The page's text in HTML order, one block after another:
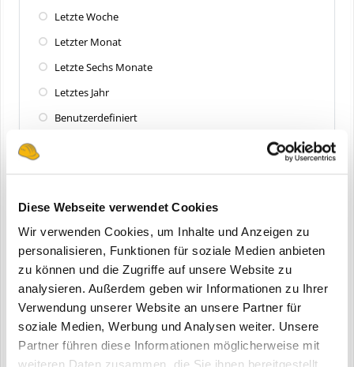
Diese Webseite verwendet Cookies
Wir verwenden Cookies, um Inhalte und Anzeigen zu
personalisieren, Funktionen für soziale Medien anbieten
zu können und die Zugriffe auf unsere Website zu
analysieren. Außerdem geben wir Informationen zu Ihrer
Verwendung unserer Website an unsere Partner für
soziale Medien, Werbung und Analysen weiter. Unsere
Partner führen diese Informationen möglicherweise mit
Letzte Woche
Letzter Monat
Letzte Sechs Monate
Letztes Jahr
Benutzerdefiniert
Zuletzt aktualisiert
Letzte 24 Stunden
Letzte Woche
Letzter Monat
Letzte Sechs Monate
Letztes Jahr
Benutzerdefiniert